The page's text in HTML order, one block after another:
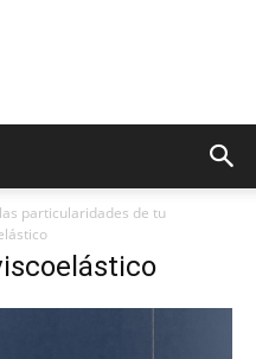
particularidades de tu